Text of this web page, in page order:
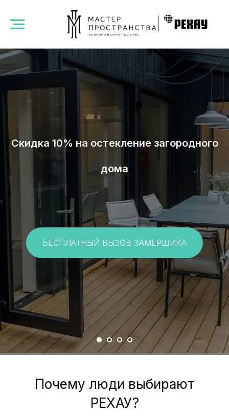
Скидка 10% на остекление загородного
дома
БЕСПЛАТНЫЙ ВЫЗОВ ЗАМЕРЩИКА
Почему люди выбирают
РЕХАУ?